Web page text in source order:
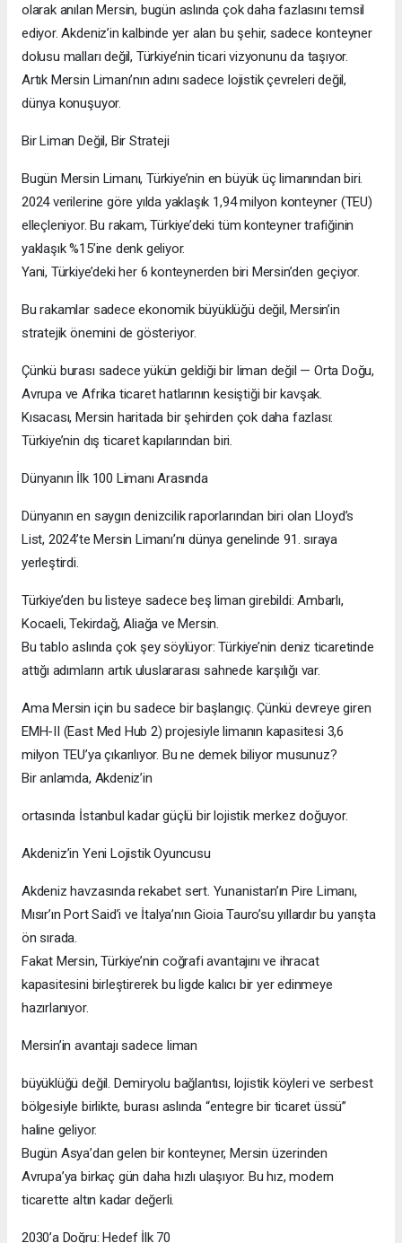
olarak anılan Mersin, bugün aslında çok daha fazlasını temsil
ediyor. Akdeniz’in kalbinde yer alan bu şehir, sadece konteyner
dolusu malları değil, Türkiye’nin ticari vizyonunu da taşıyor.
Artık Mersin Limanı’nın adını sadece lojistik çevreleri değil,
dünya konuşuyor.
Bir Liman Değil, Bir Strateji
Bugün Mersin Limanı, Türkiye’nin en büyük üç limanından biri.
2024 verilerine göre yılda yaklaşık 1,94 milyon konteyner (TEU)
elleçleniyor. Bu rakam, Türkiye’deki tüm konteyner trafiğinin
yaklaşık %15’ine denk geliyor.
Yani, Türkiye’deki her 6 konteynerden biri Mersin’den geçiyor.
Bu rakamlar sadece ekonomik büyüklüğü değil, Mersin’in
stratejik önemini de gösteriyor.
Çünkü burası sadece yükün geldiği bir liman değil — Orta Doğu,
Avrupa ve Afrika ticaret hatlarının kesiştiği bir kavşak.
Kısacası, Mersin haritada bir şehirden çok daha fazlası:
Türkiye’nin dış ticaret kapılarından biri.
Dünyanın İlk 100 Limanı Arasında
Dünyanın en saygın denizcilik raporlarından biri olan Lloyd’s
List, 2024’te Mersin Limanı’nı dünya genelinde 91. sıraya
yerleştirdi.
Türkiye’den bu listeye sadece beş liman girebildi: Ambarlı,
Kocaeli, Tekirdağ, Aliağa ve Mersin.
Bu tablo aslında çok şey söylüyor: Türkiye’nin deniz ticaretinde
attığı adımların artık uluslararası sahnede karşılığı var.
Ama Mersin için bu sadece bir başlangıç. Çünkü devreye giren
EMH-II (East Med Hub 2) projesiyle limanın kapasitesi 3,6
milyon TEU’ya çıkarılıyor. Bu ne demek biliyor musunuz?
Bir anlamda, Akdeniz’in
ortasında İstanbul kadar güçlü bir lojistik merkez doğuyor.
Akdeniz’in Yeni Lojistik Oyuncusu
Akdeniz havzasında rekabet sert. Yunanistan’ın Pire Limanı,
Mısır’ın Port Said’i ve İtalya’nın Gioia Tauro’su yıllardır bu yarışta
ön sırada.
Fakat Mersin, Türkiye’nin coğrafi avantajını ve ihracat
kapasitesini birleştirerek bu ligde kalıcı bir yer edinmeye
hazırlanıyor.
Mersin’in avantajı sadece liman
büyüklüğü değil. Demiryolu bağlantısı, lojistik köyleri ve serbest
bölgesiyle birlikte, burası aslında “entegre bir ticaret üssü”
haline geliyor.
Bugün Asya’dan gelen bir konteyner, Mersin üzerinden
Avrupa’ya birkaç gün daha hızlı ulaşıyor. Bu hız, modern
ticarette altın kadar değerli.
2030’a Doğru: Hedef İlk 70